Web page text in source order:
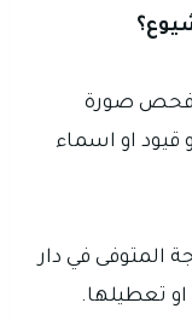
فحص صورة
قيود او اسماء
المتوفى في دار
تعطيلها.